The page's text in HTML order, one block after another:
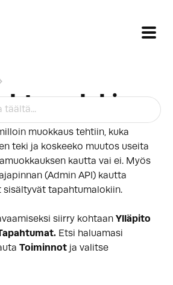
tapahtumiin tehtyjen
Se sisältää tiedon siitä,
muokkaus tehtiin, kuka
teki ja koskeeko muutos useita
kautta vai ei. Myös
(Admin API) kautta
tapahtumalokiin.
siirry kohtaan Ylläpito
Etsi haluamasi
Toiminnot ja valitse